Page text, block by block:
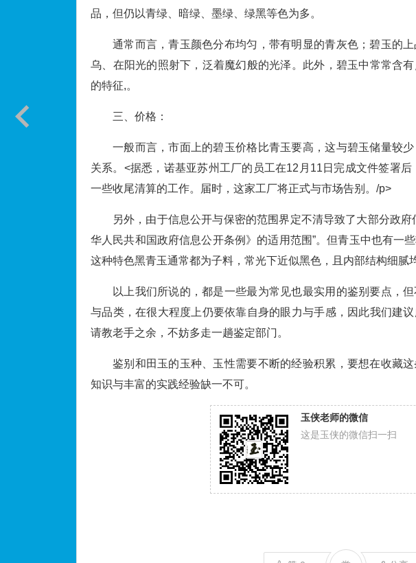
品，但仍以青绿、暗绿、墨绿、绿黑等色为多。
通常而言，青玉颜色分布均匀，带有明显的青灰色；碧玉的
乌、在阳光的照射下，泛着魔幻般的光泽。此外，碧玉中常常含
的特征,。
三、价格：
一般而言，市面上的碧玉价格比青玉要高，这与碧玉储量较
关系。<据悉，诺基亚苏州工厂的员工在12月11日完成文件签署
一些收尾清算的工作。届时，这家工厂将正式与市场告别。/p>
另外，由于信息公开与保密的范围界定不清导致了大部分政
华人民共和国政府信息公开条例》的适用范围”。但青玉中也有一
这种特色黑青玉通常都为子料，常光下近似黑色，且内部结构细腻
以上我们所说的，都是一些最为常见也最实用的鉴别要点，
与品类，在很大程度上仍要依靠自身的眼力与手感，因此我们建
请教老手之余，不妨多走一趟鉴定部门。
鉴别和田玉的玉种、玉性需要不断的经验积累，要想在收藏
知识与丰富的实践经验缺一不可。
玉侠老师的微信
这是玉侠的微信扫一扫